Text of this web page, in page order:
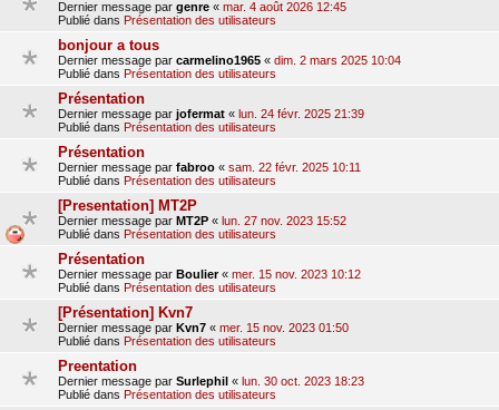
Dernier message par genre « mar. 4 août 2026 12:45
Publié dans Présentation des utilisateurs
bonjour a tous
Dernier message par carmelino1965 « dim. 2 mars 2025 10:04
Publié dans Présentation des utilisateurs
Présentation
Dernier message par jofermat « lun. 24 févr. 2025 21:39
Publié dans Présentation des utilisateurs
Présentation
Dernier message par fabroo « sam. 22 févr. 2025 10:11
Publié dans Présentation des utilisateurs
[Presentation] MT2P
Dernier message par MT2P « lun. 27 nov. 2023 15:52
Publié dans Présentation des utilisateurs
Présentation
Dernier message par Boulier« mer. 15 nov. 2023 10:12
Publié dans Présentation des utilisateurs
[Présentation] Kvn7
Dernier message par Kvn7 « mer. 15 nov. 2023 01:50
Publié dans Présentation des utilisateurs
Preentation
Dernier message par Surlephil « lun. 30 oct. 2023 18:23
Publié dans Présentation des utilisateurs